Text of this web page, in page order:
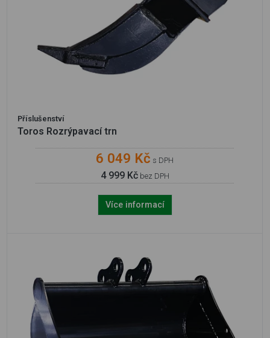
Příslušenství
Toros Rozrýpavací trn
6 049 Kč s DPH
4 999 Kčbez DPH
Více informací